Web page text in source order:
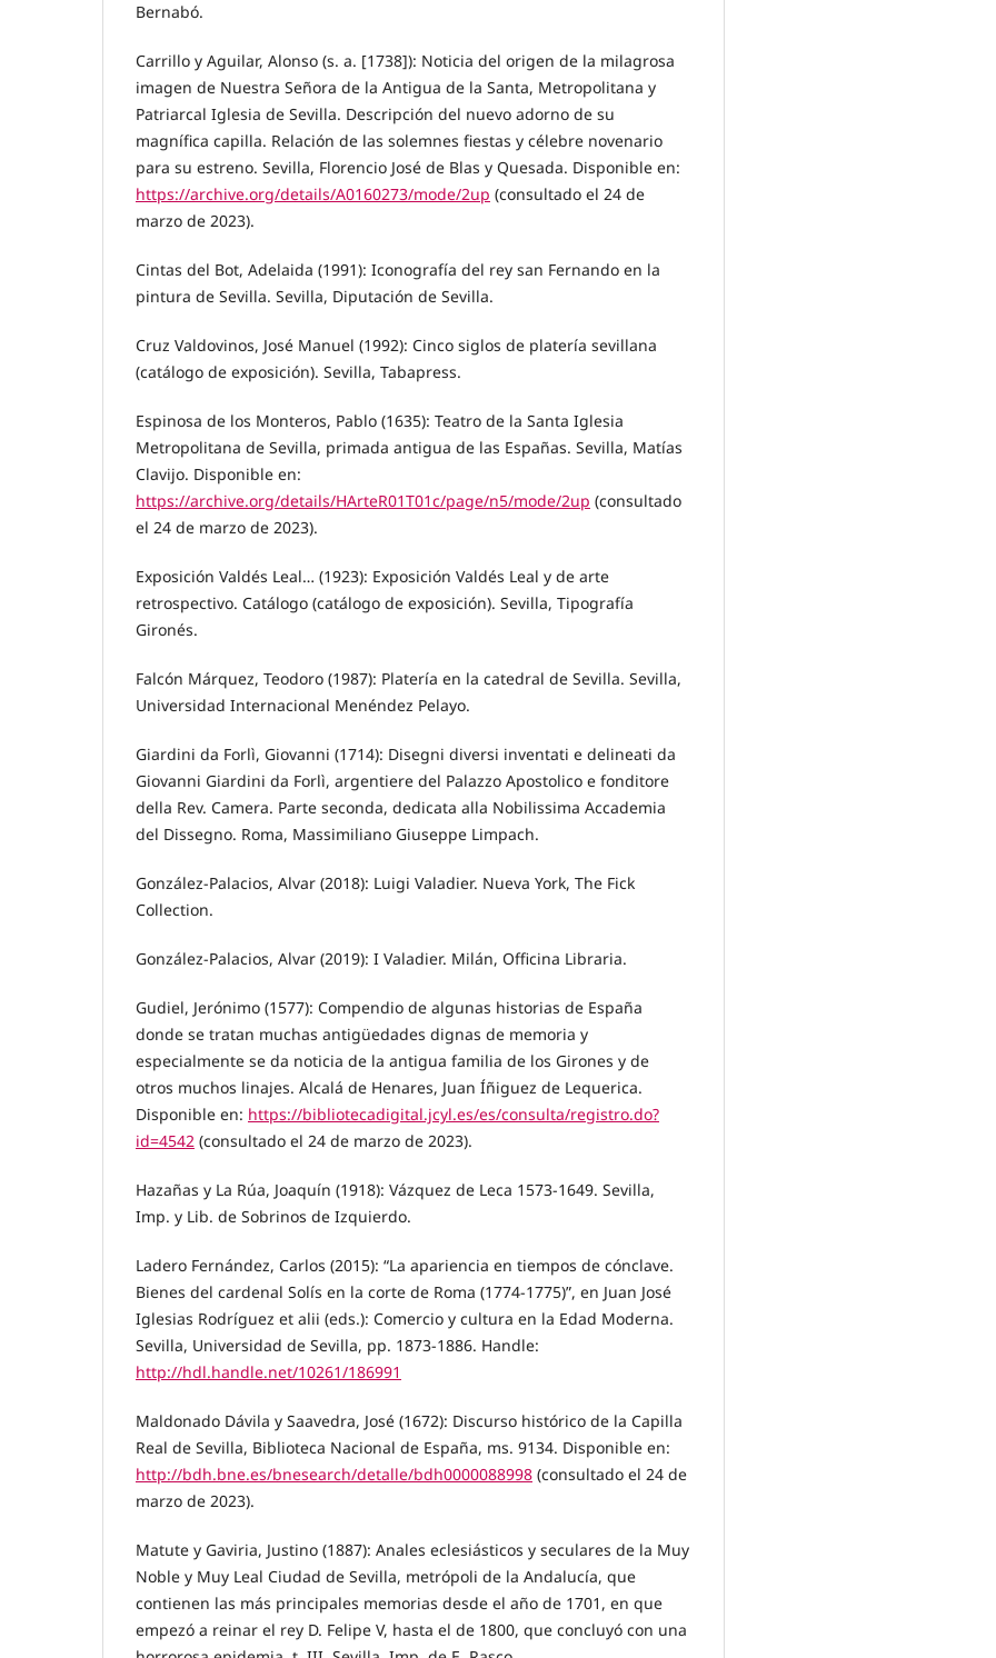
Bernabó.
Carrillo y Aguilar, Alonso (s. a. [1738]): Noticia del origen de la milagrosa
imagen de Nuestra Señora de la Antigua de la Santa, Metropolitana y
Patriarcal Iglesia de Sevilla. Descripción del nuevo adorno de su
magnífica capilla. Relación de las solemnes fiestas y célebre novenario
para su estreno. Sevilla, Florencio José de Blas y Quesada. Disponible en:
https://archive.org/details/A0160273/mode/2up (consultado el 24 de
marzo de 2023).
Cintas del Bot, Adelaida (1991): Iconografía del rey san Fernando en la
pintura de Sevilla. Sevilla, Diputación de Sevilla.
Cruz Valdovinos, José Manuel (1992): Cinco siglos de platería sevillana
(catálogo de exposición). Sevilla, Tabapress.
Espinosa de los Monteros, Pablo (1635): Teatro de la Santa Iglesia
Metropolitana de Sevilla, primada antigua de las Españas. Sevilla, Matías
Clavijo. Disponible en:
https://archive.org/details/HArteR01T01c/page/n5/mode/2up (consultado
el 24 de marzo de 2023).
Exposición Valdés Leal… (1923): Exposición Valdés Leal y de arte
retrospectivo. Catálogo (catálogo de exposición). Sevilla, Tipografía
Gironés.
Falcón Márquez, Teodoro (1987): Platería en la catedral de Sevilla. Sevilla,
Universidad Internacional Menéndez Pelayo.
Giardini da Forlì, Giovanni (1714): Disegni diversi inventati e delineati da
Giovanni Giardini da Forlì, argentiere del Palazzo Apostolico e fonditore
della Rev. Camera. Parte seconda, dedicata alla Nobilissima Accademia
del Dissegno. Roma, Massimiliano Giuseppe Limpach.
González-Palacios, Alvar (2018): Luigi Valadier. Nueva York, The Fick
Collection.
González-Palacios, Alvar (2019): I Valadier. Milán, Officina Libraria.
Gudiel, Jerónimo (1577): Compendio de algunas historias de España
donde se tratan muchas antigüedades dignas de memoria y
especialmente se da noticia de la antigua familia de los Girones y de
otros muchos linajes. Alcalá de Henares, Juan Íñiguez de Lequerica.
Disponible en: https://bibliotecadigital.jcyl.es/es/consulta/registro.do?
id=4542 (consultado el 24 de marzo de 2023).
Hazañas y La Rúa, Joaquín (1918): Vázquez de Leca 1573-1649. Sevilla,
Imp. y Lib. de Sobrinos de Izquierdo.
Ladero Fernández, Carlos (2015): “La apariencia en tiempos de cónclave.
Bienes del cardenal Solís en la corte de Roma (1774-1775)”, en Juan José
Iglesias Rodríguez et alii (eds.): Comercio y cultura en la Edad Moderna.
Sevilla, Universidad de Sevilla, pp. 1873-1886. Handle:
http://hdl.handle.net/10261/186991
Maldonado Dávila y Saavedra, José (1672): Discurso histórico de la Capilla
Real de Sevilla, Biblioteca Nacional de España, ms. 9134. Disponible en:
http://bdh.bne.es/bnesearch/detalle/bdh0000088998 (consultado el 24 de
marzo de 2023).
Matute y Gaviria, Justino (1887): Anales eclesiásticos y seculares de la Muy
Noble y Muy Leal Ciudad de Sevilla, metrópoli de la Andalucía, que
contienen las más principales memorias desde el año de 1701, en que
empezó a reinar el rey D. Felipe V, hasta el de 1800, que concluyó con una